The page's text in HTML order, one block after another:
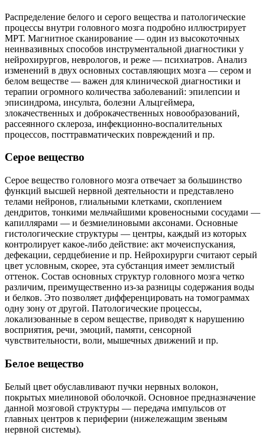
Распределение белого и серого вещества и патологические
процессы внутри головного мозга подробно иллюстрирует
МРТ. Магнитное сканирование — один из высокоточных
неинвазивных способов инструментальной диагностики у
нейрохирургов, неврологов, и реже — психиатров. Анализ
изменений в двух основных составляющих мозга — сером и
белом веществе — важен для клинической диагностики и
терапии огромного количества заболеваний: эпилепсии и
эписиндрома, инсульта, болезни Альцгеймера,
злокачественных и доброкачественных новообразований,
рассеянного склероза, инфекционно-воспалительных
процессов, посттравматических повреждений и пр.
Серое вещество
Серое вещество головного мозга отвечает за большинство
функций высшей нервной деятельности и представлено
телами нейронов, глиальными клетками, скоплением
дендритов, тонкими мельчайшими кровеносными сосудами —
капиллярами — и безмиелиновыми аксонами. Основные
гистологические структуры — центры, каждый из которых
контролирует какое-либо действие: акт мочеиспускания,
дефекации, сердцебиение и пр. Нейрохирурги считают серый
цвет условным, скорее, эта субстанция имеет землистый
оттенок. Состав основных структур головного мозга четко
различим, преимущественно из-за разницы содержания воды
и белков. Это позволяет дифференцировать на томограммах
одну зону от другой. Патологические процессы,
локализованные в сером веществе, приводят к нарушению
восприятия, речи, эмоций, памяти, сенсорной
чувствительности, воли, мышечных движений и пр.
Белое вещество
Белый цвет обуславливают пучки нервных волокон,
покрытых миелиновой оболочкой. Основное предназначение
данной мозговой структуры — передача импульсов от
главных центров к периферии (нижележащим звеньям
нервной системы).